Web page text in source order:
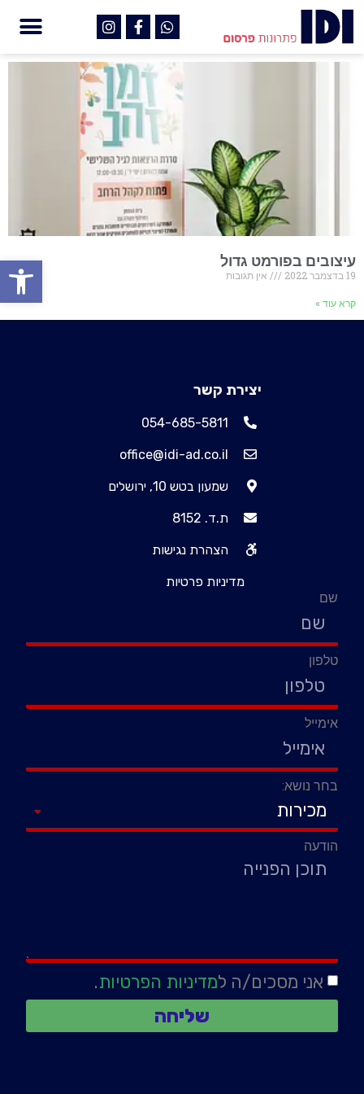
עיצובים בפורמט גדול
19 בדצמבר 2022 אין תגובות
קרא עוד »
יצירת קשר
054-685-5811
office@idi-ad.co.il
שמעון בטש 10, ירושלים
ת.ד. 8152
הצהרת נגישות
מדיניות פרטיות
שם
טלפון
אימייל
בחר נושא:
הודעה
אני מסכים/ה למדיניות הפרטיות.
שליחה